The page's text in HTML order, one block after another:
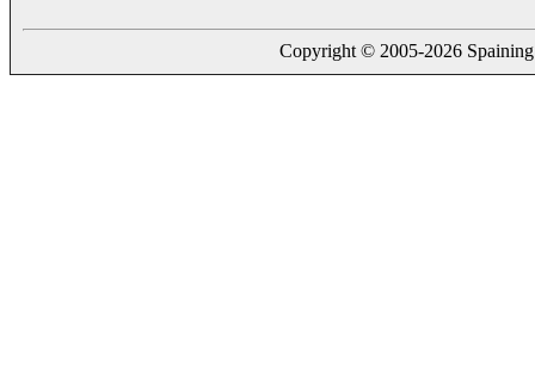
Copyright © 2005-2026